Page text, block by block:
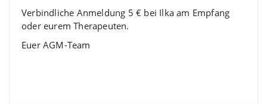
Verbindliche Anmeldung 5 € bei Ilka am Empfang
oder eurem Therapeuten.
Euer AGM-Team